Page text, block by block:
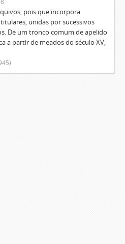
pois que incorpora
unidas por sucessivos
De um tronco comum de apelido
a partir de meados do século XV,